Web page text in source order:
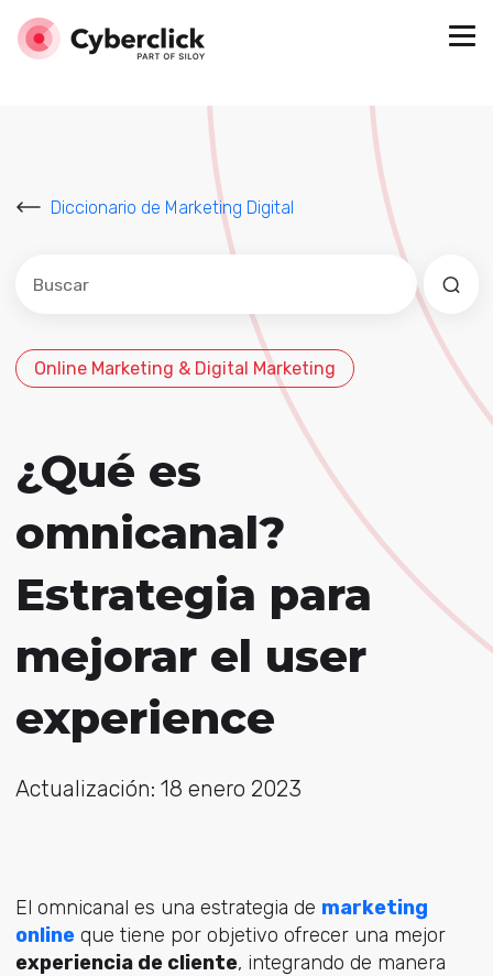
Diccionario de Marketing Digital
Este es un campo de búsqueda con una función de
No hay sugerencias porque el campo de
Online Marketing & Digital Marketing
¿Qué es
omnicanal?
Estrategia para
mejorar el user
experience
Actualización: 18 enero 2023
El omnicanal es una estrategia de marketing
onlineque tiene por objetivo ofrecer una mejor
experiencia de cliente, integrando de manera